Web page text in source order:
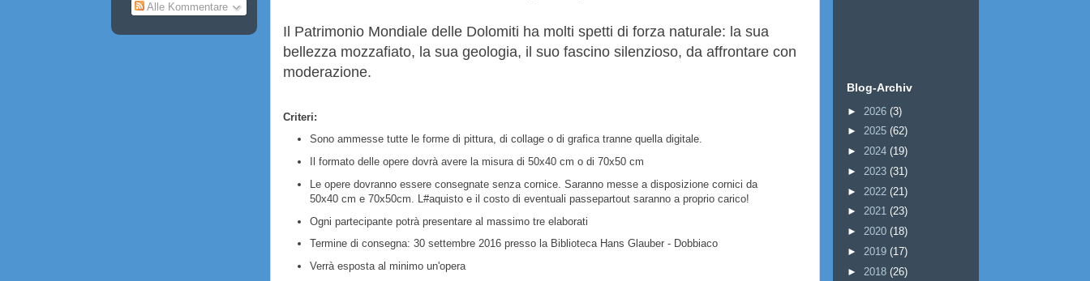
Il Patrimonio Mondiale delle Dolomiti ha molti spetti di forza naturale: la sua
bellezza mozzafiato, la sua geologia, il suo fascino silenzioso, da affrontare con
moderazione.
Criteri:
Sono ammesse tutte le forme di pittura, di collage o di grafica tranne quella digitale.
Il formato delle opere dovrà avere la misura di 50x40 cm o di 70x50 cm
Le opere dovranno essere consegnate senza cornice. Saranno messea disposizione cornici da
50x40 cm e 70x50cm. L#aquisto e il costo di eventuali passepartout saranno a proprio carico!
Ogni partecipante potrà presentare al massimo tre elaborati
Termine di consegna: 30 settembre 2016 presso la Biblioteca Hans Glauber -Dobbiaco
Verrà esposta al minimo un'opera
Alle Kommentare
Blog-Archiv
► 2026 (3)
► 2025 (62)
► 2024 (19)
► 2023 (31)
► 2022 (21)
► 2021 (23)
► 2020 (18)
► 2019 (17)
► 2018 (26)